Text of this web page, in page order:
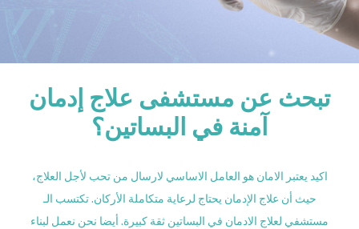
تبحث عن مستشفى علاج إدمان
آمنة في البساتين؟
اكيد يعتبر الامان هو العامل الاساسي لارسال من تحب لأجل العلاج،
حيث أن علاج الإدمان يحتاج لرعاية متكاملة الأركان. تكتسب الـ
مستشفي لعلاج الادمان في البساتين ثقة كبيرة. أيضا نحن نعمل لبناء